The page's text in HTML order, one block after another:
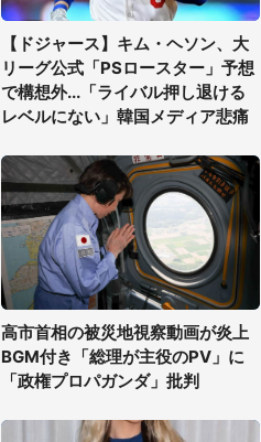
【ドジャース】キム・ヘソン、大
リーグ公式「PSロースター」予想
で構想外...「ライバル押し退ける
レベルにない」韓国メディア悲痛
高市首相の被災地視察動画が炎上
BGM付き「総理が主役のPV」に
「政権プロパガンダ」批判